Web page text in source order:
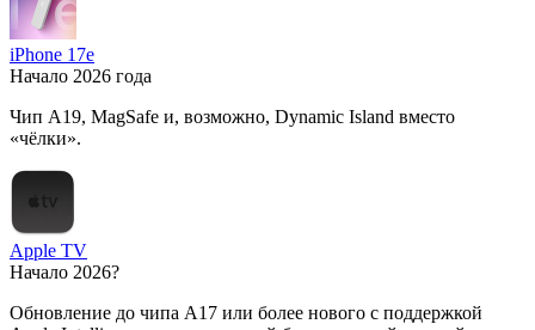
iPhone 17e
Начало 2026 года
Чип A19, MagSafe и, возможно, Dynamic Island вместо
«чёлки».
Apple TV
Начало 2026?
Обновление до чипа A17 или более нового с поддержкой